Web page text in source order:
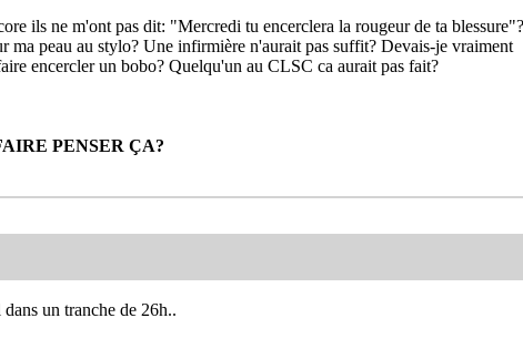
ils ne m'ont pas dit: "Mercredi tu encerclera la rougeur de ta blessure"?
ma peau au stylo? Une infirmière n'aurait pas suffit? Devais-je vraiment
encercler un bobo? Quelqu'un au CLSC ca aurait pas fait?
PENSER ÇA?
un tranche de 26h..